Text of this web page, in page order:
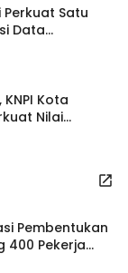
Satu
Data
Kota
Nilai
Pembentukan
400 Pekerja